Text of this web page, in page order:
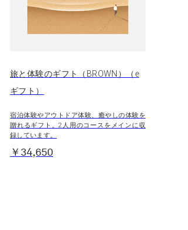
旅と体験のギフト（BROWN）（e
ギフト）
宿泊体験やアウトドア体験、癒やしの体験を
贈れるギフト。2人用のコースをメインに収
録しています。
￥34,650